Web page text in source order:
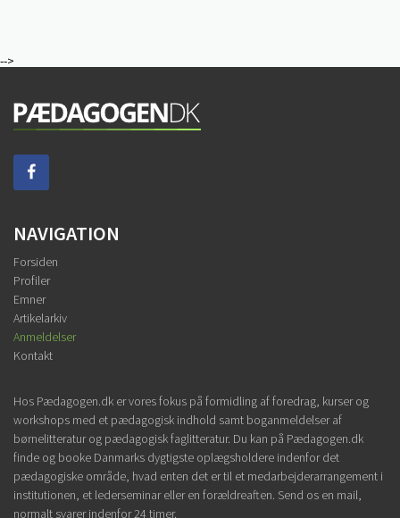
-->
NAVIGATION
Forsiden
Profiler
Emner
Artikelarkiv
Anmeldelser
Kontakt
Hos Pædagogen.dk er vores fokus på formidling af foredrag, kurser og
workshops med et pædagogisk indhold samt boganmeldelser af
børnelitteratur og pædagogisk faglitteratur. Du kan på Pædagogen.dk
finde og booke Danmarks dygtigste oplægsholdere indenfor det
pædagogiske område, hvad enten det er til et medarbejderarrangement i
institutionen, et lederseminar eller en forældreaften. Send os en mail,
normalt svarer indenfor 24 timer.